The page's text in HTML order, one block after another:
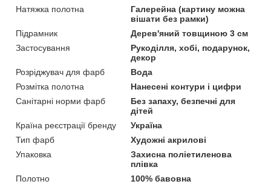
Натяжка полотна
Галерейна (картину можна
вішати без рамки)
Підрамник
Дерев'яний товщиною 3 см
Застосування
Рукоділля, хобі, подарунок,
декор
Розріджувач для фарб
Вода
Розмітка полотна
Нанесені контури і цифри
Санітарні норми фарб
Без запаху, безпечні для
дітей
Країна реєстрації бренду
Україна
Тип фарб
Художні акрилові
Упаковка
Захисна поліетиленова
плівка
Полотно
100% бавовна